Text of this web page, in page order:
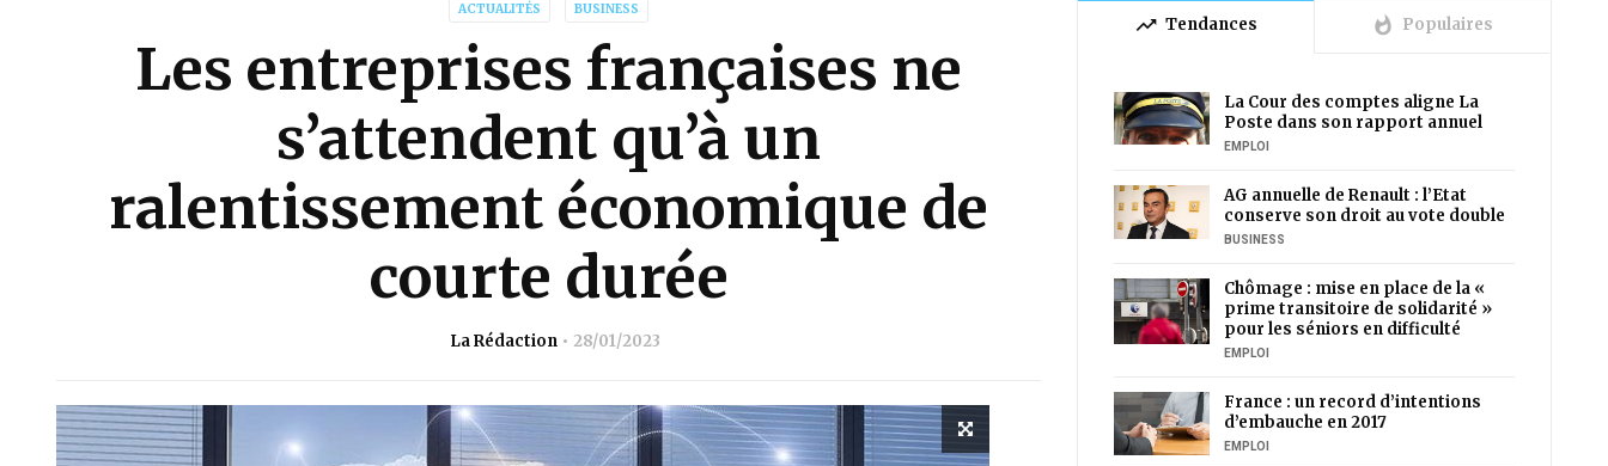
ACTUALITÉS BUSINESS
Les entreprises françaises ne
s’attendent qu’à un
ralentissement économique de
courte durée
La Rédaction 28/01/2023
trending_up Tendances whatshot Populaires
La Cour des comptes aligne La
Poste dans son rapport annuel
EMPLOI
AG annuelle de Renault : l’Etat
conserve son droit au vote double
BUSINESS
Chômage : mise en place de la «
prime transitoire de solidarité »
pour les séniors en difficulté
EMPLOI
France : un record d’intentions
d’embauche en 2017
EMPLOI